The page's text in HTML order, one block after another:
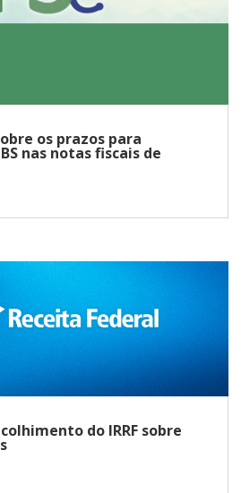
os prazos para
nas notas fiscais de
do IRRF sobre